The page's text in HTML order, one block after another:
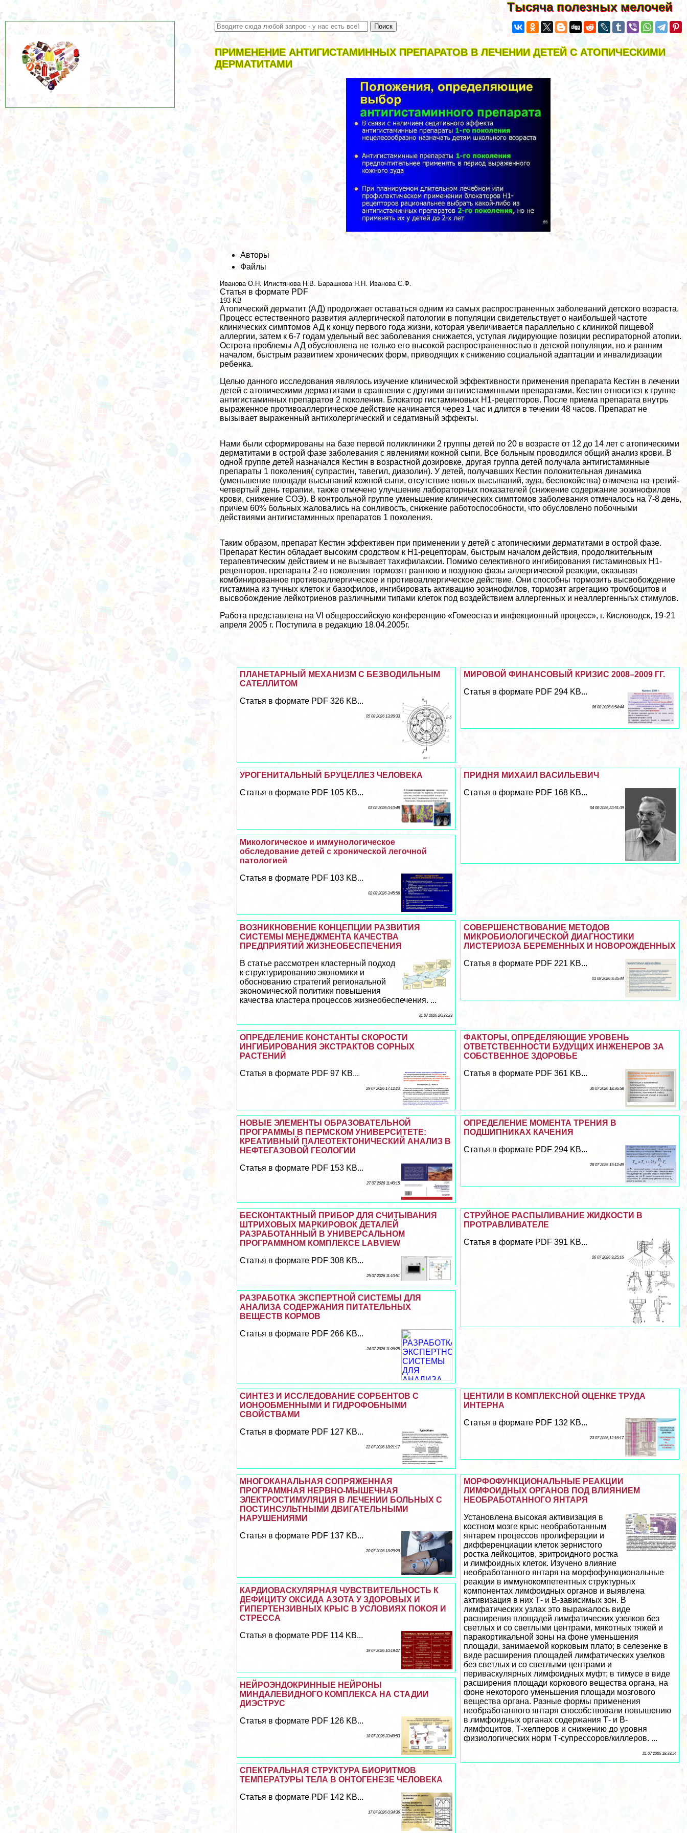
Тысяча полезных мелочей
ПРИМЕНЕНИЕ АНТИГИСТАМИННЫХ ПРЕПАРАТОВ В ЛЕЧЕНИИ ДЕТЕЙ С АТОПИЧЕСКИМИ
ДЕРМАТИТАМИ
Авторы
Файлы
Иванова О.Н. Илистянова Н.В. Барашкова Н.Н. Иванова С.Ф.
Статья в формате PDF
193 KB
Атопический дерматит (АД) продолжает оставаться одним из самых распространенных заболеваний детского возраста.
Процесс естественного развития аллергической патологии в популяции свидетельствует о наибольшей частоте
клинических симптомов АД к концу первого года жизни, которая увеличивается параллельно с клиникой пищевой
аллергии, затем к 6-7 годам удельный вес заболевания снижается, уступая лидирующие позиции респираторной атопии.
Острота проблемы АД обусловлена не только его высокой распространенностью в детской популяции, но и ранним
началом, быстрым развитием хронических форм, приводящих к снижению социальной адаптации и инвалидизации
ребенка.
Целью данного исследования являлось изучение клинической эффективности применения препарата Кестин в лечении
детей с атопическими дерматитами в сравнении с другими антигистаминными препаратами. Кестин относится к группе
антигистаминных препаратов 2 поколения. Блокатор гистаминовых H1-рецепторов. После приема препарата внутрь
выраженное противоаллергическое действие начинается через 1 час и длится в течении 48 часов. Препарат не
вызывает выраженный антихолергический и седативный эффекты.
Нами были сформированы на базе первой поликлиники 2 группы детей по 20 в возрасте от 12 до 14 лет с атопическими
дерматитами в острой фазе заболевания с явлениями кожной сыпи. Все больным проводился общий анализ крови. В
одной группе детей назначался Кестин в возрастной дозировке, другая группа детей получала антигистаминные
препараты 1 поколения( супрастин, тавегил, диазолин). У детей, получавших Кестин положительная динамика
(уменьшение площади высыпаний кожной сыпи, отсутствие новых высыпаний, зуда, беспокойства) отмечена на третий-
четвертый день терапии, также отмечено улучшение лабораторных показателей (снижение содержание эозинофилов
крови, снижение СОЭ). В контрольной группе уменьшение клинических симптомов заболевания отмечалось на 7-8 день,
причем 60% больных жаловались на сонливость, снижение работоспособности, что обусловлено побочными
действиями антигистаминных препаратов 1 поколения.
Таким образом, препарат Кестин эффективен при применении у детей с атопическими дерматитами в острой фазе.
Препарат Кестин обладает высоким сродством к Н1-рецепторам, быстрым началом действия, продолжительным
терапевтическим действием и не вызывает тахифилаксии. Помимо селективного ингибирования гистаминовых Н1-
рецепторов, препараты 2-го поколения тормозят раннюю и позднюю фазы аллергической реакции, оказывая
комбинированное противоаллергическое и противоаллергическое действие. Они способны тормозить высвобождение
гистамина из тучных клеток и базофилов, ингибировать активацию эозинофилов, тормозят агрегацию тромбоцитов и
высвобождение лейкотриенов различными типами клеток под воздействием аллергенных и неаллергенныъх стимулов.
Работа представлена на VI общероссийскую конференцию «Гомеостаз и инфекционный процесс», г. Кисловодск, 19-21
апреля 2005 г. Поступила в редакцию 18.04.2005г.
МИРОВОЙ ФИНАНСОВЫЙ КРИЗИС 2008–2009 ГГ.
Статья в формате PDF 294 KB...
06 08 2026 6:54:44
ПЛАНЕТАРНЫЙ МЕХАНИЗМ С БЕЗВОДИЛЬНЫМ
САТЕЛЛИТОМ
Статья в формате PDF 326 KB...
05 08 2026 13:26:33
ПРИДНЯ МИХАИЛ ВАСИЛЬЕВИЧ
Статья в формате PDF 168 KB...
04 08 2026 23:51:39
УРОГЕНИТАЛЬНЫЙ БРУЦЕЛЛЕЗ ЧЕЛОВЕКА
Статья в формате PDF 105 KB...
03 08 2026 0:10:48
Микологическое и иммунологическое
обследование детей с хронической легочной
патологией
Статья в формате PDF 103 KB...
02 08 2026 3:45:58
СОВЕРШЕНСТВОВАНИЕ МЕТОДОВ
МИКРОБИОЛОГИЧЕСКОЙ ДИАГНОСТИКИ
ЛИСТЕРИОЗА БЕРЕМЕННЫХ И НОВОРОЖДЕННЫХ
Статья в формате PDF 221 KB...
01 08 2026 9:35:44
ВОЗНИКНОВЕНИЕ КОНЦЕПЦИИ РАЗВИТИЯ
СИСТЕМЫ МЕНЕДЖМЕНТА КАЧЕСТВА
ПРЕДПРИЯТИЙ ЖИЗНЕОБЕСПЕЧЕНИЯ
В статье рассмотрен кластерный подход
к структурированию экономики и
обоснованию стратегий региональной
экономической политики повышения
качества кластера процессов жизнеобеспечения. ...
31 07 2026 20:33:23
ФАКТОРЫ, ОПРЕДЕЛЯЮЩИЕ УРОВЕНЬ
ОТВЕТСТВЕННОСТИ БУДУЩИХ ИНЖЕНЕРОВ ЗА
СОБСТВЕННОЕ ЗДОРОВЬЕ
Статья в формате PDF 361 KB...
30 07 2026 18:36:58
ОПРЕДЕЛЕНИЕ КОНСТАНТЫ СКОРОСТИ
ИНГИБИРОВАНИЯ ЭКСТРАКТОВ СОРНЫХ
РАСТЕНИЙ
Статья в формате PDF 97 KB...
29 07 2026 17:12:23
ОПРЕДЕЛЕНИЕ МОМЕНТА ТРЕНИЯ В
ПОДШИПНИКАХ КАЧЕНИЯ
Статья в формате PDF 294 KB...
28 07 2026 19:12:49
НОВЫЕ ЭЛЕМЕНТЫ ОБРАЗОВАТЕЛЬНОЙ
ПРОГРАММЫ В ПЕРМСКОМ УНИВЕРСИТЕТЕ:
КРЕАТИВНЫЙ ПАЛЕОТЕКТОНИЧЕСКИЙ АНАЛИЗ В
НЕФТЕГАЗОВОЙ ГЕОЛОГИИ
Статья в формате PDF 153 KB...
27 07 2026 11:40:15
СТРУЙНОЕ РАСПЫЛИВАНИЕ ЖИДКОСТИ В
ПРОТРАВЛИВАТЕЛЕ
Статья в формате PDF 391 KB...
26 07 2026 9:25:16
БЕСКОНТАКТНЫЙ ПРИБОР ДЛЯ СЧИТЫВАНИЯ
ШТРИХОВЫХ МАРКИРОВОК ДЕТАЛЕЙ
РАЗРАБОТАННЫЙ В УНИВЕРСАЛЬНОМ
ПРОГРАММНОМ КОМПЛЕКСЕ LABVIEW
Статья в формате PDF 308 KB...
25 07 2026 11:10:51
РАЗРАБОТКА ЭКСПЕРТНОЙ СИСТЕМЫ ДЛЯ
АНАЛИЗА СОДЕРЖАНИЯ ПИТАТЕЛЬНЫХ
ВЕЩЕСТВ КОРМОВ
Статья в формате PDF 266 KB...
24 07 2026 11:26:25
ЦЕНТИЛИ В КОМПЛЕКСНОЙ ОЦЕНКЕ ТРУДА
ИНТЕРНА
Статья в формате PDF 132 KB...
23 07 2026 12:16:17
СИНТЕЗ И ИССЛЕДОВАНИЕ СОРБЕНТОВ С
ИОНООБМЕННЫМИ И ГИДРОФОБНЫМИ
СВОЙСТВАМИ
Статья в формате PDF 127 KB...
22 07 2026 18:21:17
МОРФОФУНКЦИОНАЛЬНЫЕ РЕАКЦИИ
ЛИМФОИДНЫХ ОРГАНОВ ПОД ВЛИЯНИЕМ
НЕОБРАБОТАННОГО ЯНТАРЯ
Установлена высокая активизация в
костном мозге крыс необработанным
янтарем процессов пролиферации и
дифференциации клеток зернистого
ростка лейкоцитов, эритроидного ростка
и лимфоидных клеток. Изучено влияние
необработанного янтаря на морфофункциональные
реакции в иммунокомпетентных структурных
компонентах лимфоидных органов и выявлена
активизация в них Т- и В-зависимых зон. В
лимфатических узлах это выражалось виде
расширения площадей лимфатических узелков без
светлых и со светлыми центрами, мякотных тяжей и
паpaкортикальной зоны на фоне уменьшения
площади, занимаемой корковым плато; в селезенке в
виде расширения площадей лимфатических узелков
без светлых и со светлыми центрами и
периваскулярных лимфоидных муфт; в тимусе в виде
расширения площади коркового вещества органа, на
фоне некоторого уменьшения площади мозгового
вещества органа. Разные формы применения
необработанного янтаря способствовали повышению
в лимфоидных органах содержания Т- и В-
лимфоцитов, Т-хелперов и снижению до уровня
физиологических норм Т-супрессоров/киллеров. ...
21 07 2026 18:33:54
МНОГОКАНАЛЬНАЯ СОПРЯЖЕННАЯ
ПРОГРАММНАЯ НЕРВНО-МЫШЕЧНАЯ
ЭЛЕКТРОСТИМУЛЯЦИЯ В ЛЕЧЕНИИ БОЛЬНЫХ С
ПОСТИНСУЛЬТНЫМИ ДВИГАТЕЛЬНЫМИ
НАРУШЕНИЯМИ
Статья в формате PDF 137 KB...
20 07 2026 18:29:29
КАРДИОВАСКУЛЯРНАЯ ЧУВСТВИТЕЛЬНОСТЬ К
ДЕФИЦИТУ ОКСИДА АЗОТА У ЗДОРОВЫХ И
ГИПЕРТЕНЗИВНЫХ КРЫС В УСЛОВИЯХ ПОКОЯ И
СТРЕССА
Статья в формате PDF 114 KB...
19 07 2026 10:19:27
НЕЙРОЭНДОКРИННЫЕ НЕЙРОНЫ
МИНДАЛЕВИДНОГО КОМПЛЕКСА НА СТАДИИ
ДИЭСТРУС
Статья в формате PDF 126 KB...
18 07 2026 23:49:53
СПЕКТРАЛЬНАЯ СТРУКТУРА БИОРИТМОВ
ТЕМПЕРАТУРЫ ТЕЛА В ОНТОГЕНЕЗЕ ЧЕЛОВЕКА
Статья в формате PDF 142 KB...
17 07 2026 0:34:36